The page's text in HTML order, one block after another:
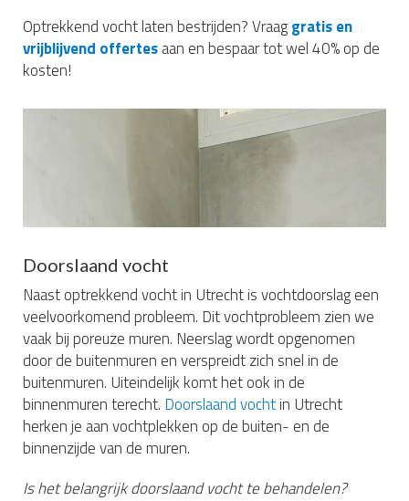
Optrekkend vocht laten bestrijden? Vraaggratis en
vrijblijvend offertesaan en bespaar tot wel 40% op de
kosten!
Doorslaand vocht
Naast optrekkend vocht in Utrecht is vochtdoorslag een
veelvoorkomend probleem. Dit vochtprobleem zien we
vaak bij poreuze muren. Neerslag wordt opgenomen
door de buitenmuren en verspreidt zich snel in de
buitenmuren. Uiteindelijk komt het ook in de
binnenmuren terecht. Doorslaand vochtin Utrecht
herken je aan vochtplekken op de buiten- en de
binnenzijde van de muren.
Is het belangrijk doorslaand vocht te behandelen?